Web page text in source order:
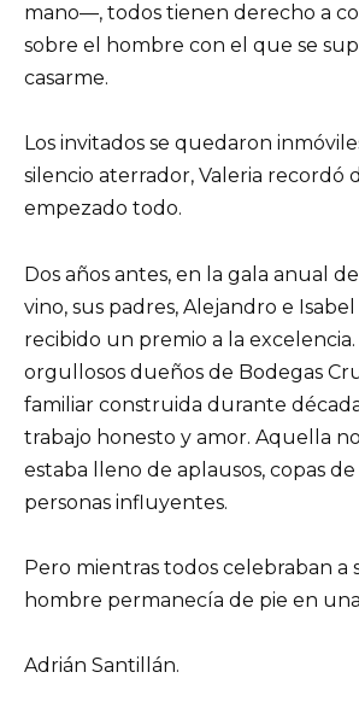
mano—, todos tienen derecho a
sobre el hombre con el que se
casarme.
Los invitados se quedaron
silencio aterrador, Valeria recordó
empezado todo.
Dos años antes, en la gala anual
vino, sus padres, Alejandro e
recibido un premio a la excelencia.
orgullosos dueños de Bodegas
familiar construida durante
trabajo honesto y amor. Aquella
estaba lleno de aplausos, copas
personas influyentes.
Pero mientras todos celebraban a
hombre permanecía de pie en
Adrián Santillán.